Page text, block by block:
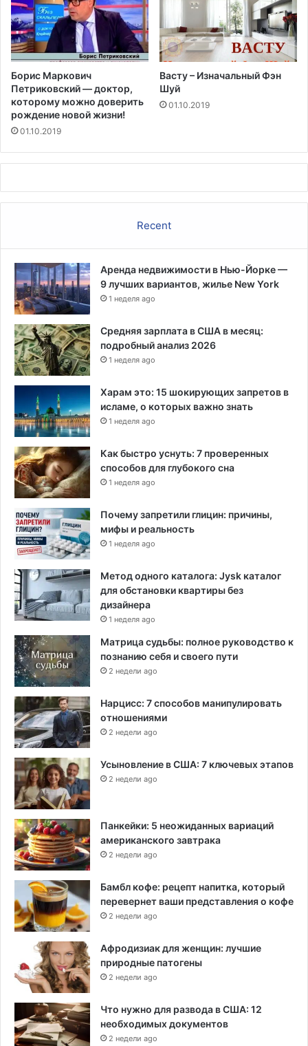
8
0
%
к
р
ы
м
ч
а
н
Борис Маркович
Петриковский — доктор,
которому можно доверить
рождение новой жизни!
01.10.2019
Васту – Изначальный Фэн
Шуй
01.10.2019
Recent
Аренда недвижимости в Нью-Йорке —
9 лучших вариантов, жилье New York
1 неделя ago
Средняя зарплата в США в месяц:
подробный анализ 2026
1 неделя ago
Харам это: 15 шокирующих запретов в
исламе, о которых важно знать
1 неделя ago
Как быстро уснуть: 7 проверенных
способов для глубокого сна
1 неделя ago
Почему запретили глицин: причины,
мифы и реальность
1 неделя ago
Метод одного каталога: Jysk каталог
для обстановки квартиры без
дизайнера
1 неделя ago
Матрица судьбы: полное руководство к
познанию себя и своего пути
2 недели ago
Нарцисс: 7 способов манипулировать
отношениями
2 недели ago
Усыновление в США: 7 ключевых этапов
2 недели ago
Панкейки: 5 неожиданных вариаций
американского завтрака
2 недели ago
Бамбл кофе: рецепт напитка, который
перевернет ваши представления о кофе
2 недели ago
Афродизиак для женщин: лучшие
природные патогены
2 недели ago
Что нужно для развода в США: 12
необходимых документов
2 недели ago